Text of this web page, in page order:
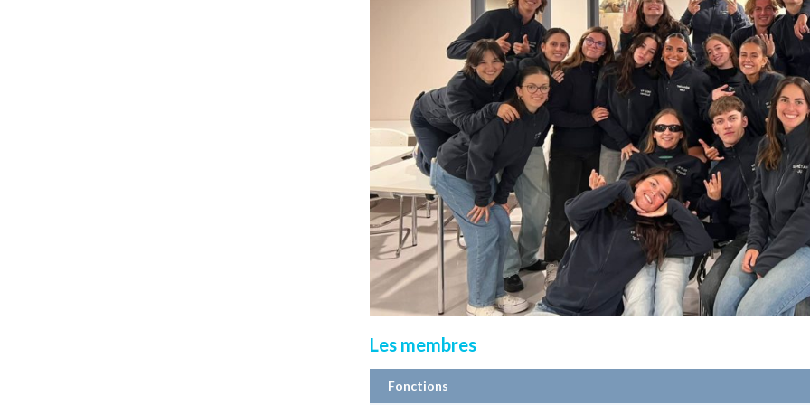
Les membres
Fonctions